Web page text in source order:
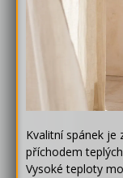
Kvalitní spánek je
příchodem
Vysoké teploty